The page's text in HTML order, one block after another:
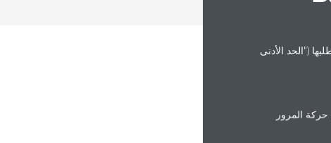
("الحد الأدنى
المرور